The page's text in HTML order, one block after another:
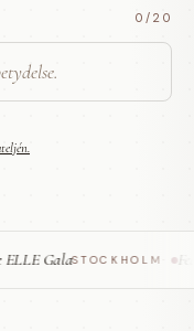
0 /20
GalaSTOCKHOLM ·